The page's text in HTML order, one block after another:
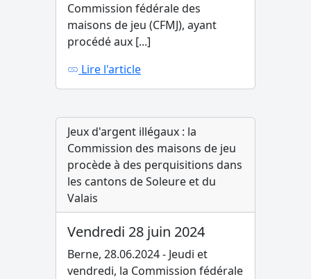
Commission fédérale des
maisons de jeu (CFMJ), ayant
procédé aux [...]
Lire l'article
Jeux d'argent illégaux : la
Commission des maisons de jeu
procède à des perquisitions dans
les cantons de Soleure et du
Valais
Vendredi 28 juin 2024
Berne, 28.06.2024 - Jeudi et
vendredi, la Commission fédérale